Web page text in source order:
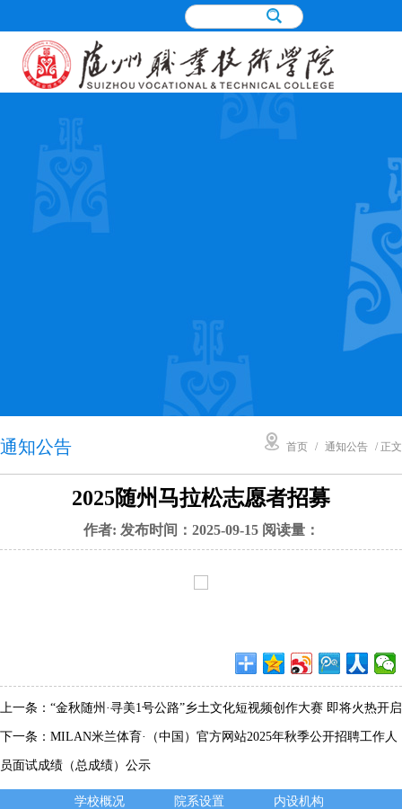
通知公告 首页 / 通知公告 / 正文
2025随州马拉松志愿者招募
作者: 发布时间：2025-09-15 阅读量：
上一条： “金秋随州·寻美1号公路”乡土文化短视频创作大赛 即将火热开启
下一条： MILAN米兰体育·（中国）官方网站2025年秋季公开招聘工作人
员面试成绩（总成绩）公示
学校概况 院系设置
内设机构